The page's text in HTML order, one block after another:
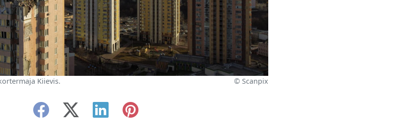
Kiievis. © Scanpix